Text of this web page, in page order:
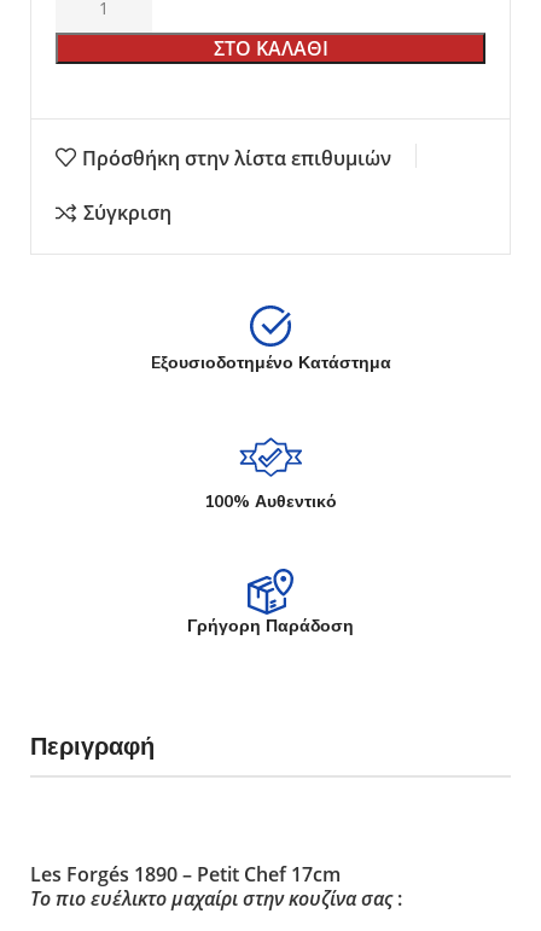
ΣΤΟ ΚΑΛΑΘΙ
Πρόσθήκη στην λίστα επιθυμιών
Σύγκριση
Eξουσιοδοτημένο Κατάστημα
100% Αυθεντικό
Γρήγορη Παράδοση
Περιγραφή
Les Forgés 1890 – Petit Chef 17cm
Το πιο ευέλικτο μαχαίρι στην κουζίνα σας: